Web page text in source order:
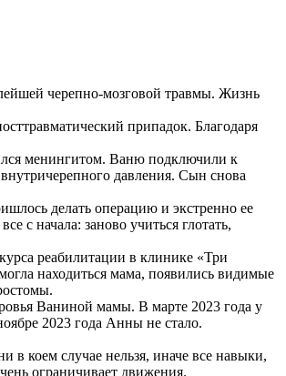
черепно-мозговой травмы. Жизнь
припадок. Благодаря
менингитом. Ваню подключили к
давления. Сын снова
делать операцию и экстренно ее
с начала: заново учиться глотать,
реабилитации в клинике «Три
находиться мама, появились видимые
Ваниной мамы. В марте 2023 года у
2023 года Анны не стало.
в коем случае нельзя, иначе все навыки,
ограничивает движения.